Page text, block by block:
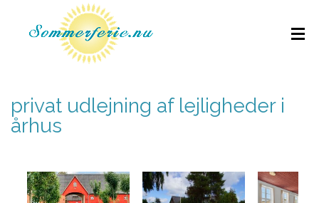
privat udlejning af lejligheder i
århus